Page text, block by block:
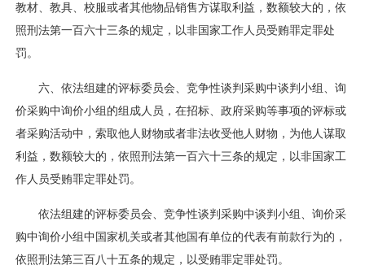
教材、教具、校服或者其他物品销售方谋取利益，数额较大的，依
照刑法第一百六十三条的规定，以非国家工作人员受贿罪定罪处
罚。
六、依法组建的评标委员会、竞争性谈判采购中谈判小组、询
价采购中询价小组的组成人员，在招标、政府采购等事项的评标或
者采购活动中，索取他人财物或者非法收受他人财物，为他人谋取
利益，数额较大的，依照刑法第一百六十三条的规定，以非国家工
作人员受贿罪定罪处罚。
依法组建的评标委员会、竞争性谈判采购中谈判小组、询价采
购中询价小组中国家机关或者其他国有单位的代表有前款行为的，
依照刑法第三百八十五条的规定，以受贿罪定罪处罚。